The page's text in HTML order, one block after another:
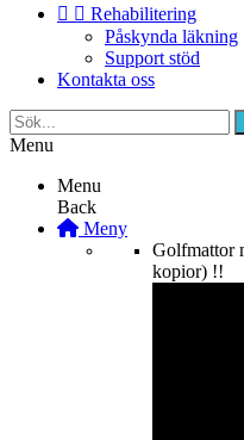
  Rehabilitering
Påskynda läkning
Support stöd
Kontakta oss
Menu
Menu
Back
Meny
Golfmattor
kopior) !!